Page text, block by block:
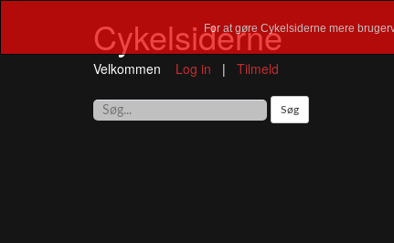
For at gøre Cykelsiderne mere
Cykelsiderne
Velkommen Log in | Tilmeld